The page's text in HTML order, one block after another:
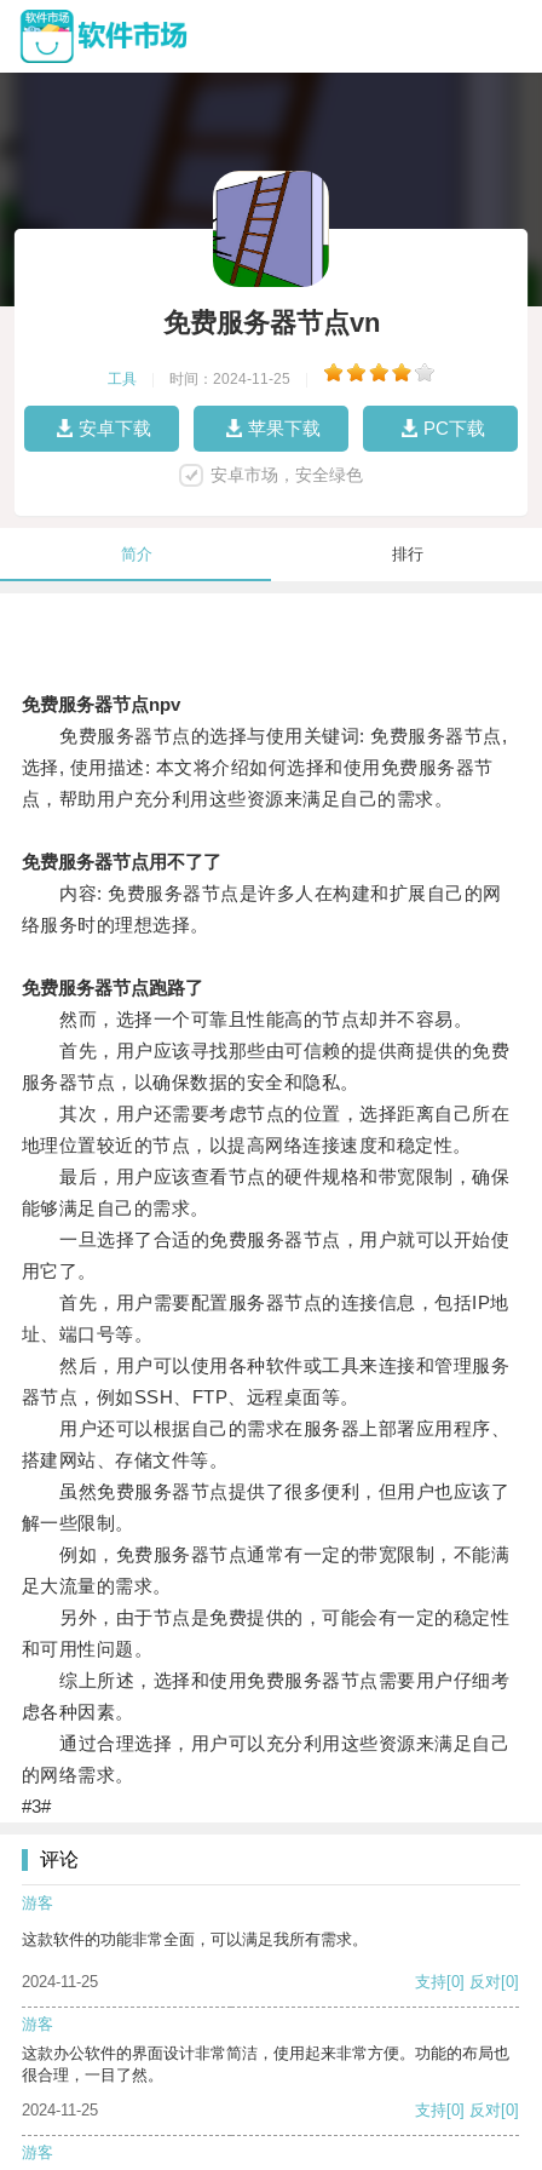
免费服务器节点vn
工具 时间：2024-11-25
安卓下载 苹果下载 PC下载
安卓市场，安全绿色
简介 排行
免费服务器节点npv
免费服务器节点的选择与使用关键词: 免费服务器节点,
选择, 使用描述: 本文将介绍如何选择和使用免费服务器节
点，帮助用户充分利用这些资源来满足自己的需求。
免费服务器节点用不了了
内容: 免费服务器节点是许多人在构建和扩展自己的网
络服务时的理想选择。
免费服务器节点跑路了
然而，选择一个可靠且性能高的节点却并不容易。
首先，用户应该寻找那些由可信赖的提供商提供的免费
服务器节点，以确保数据的安全和隐私。
其次，用户还需要考虑节点的位置，选择距离自己所在
地理位置较近的节点，以提高网络连接速度和稳定性。
最后，用户应该查看节点的硬件规格和带宽限制，确保
能够满足自己的需求。
一旦选择了合适的免费服务器节点，用户就可以开始使
用它了。
首先，用户需要配置服务器节点的连接信息，包括IP地
址、端口号等。
然后，用户可以使用各种软件或工具来连接和管理服务
器节点，例如SSH、FTP、远程桌面等。
用户还可以根据自己的需求在服务器上部署应用程序、
搭建网站、存储文件等。
虽然免费服务器节点提供了很多便利，但用户也应该了
解一些限制。
例如，免费服务器节点通常有一定的带宽限制，不能满
足大流量的需求。
另外，由于节点是免费提供的，可能会有一定的稳定性
和可用性问题。
综上所述，选择和使用免费服务器节点需要用户仔细考
虑各种因素。
通过合理选择，用户可以充分利用这些资源来满足自己
的网络需求。
#3#
评论
游客
这款软件的功能非常全面，可以满足我所有需求。
2024-11-25 支持[0] 反对[0]
游客
这款办公软件的界面设计非常简洁，使用起来非常方便。功能的布局也
很合理，一目了然。
2024-11-25
支持[0] 反对[0]
游客